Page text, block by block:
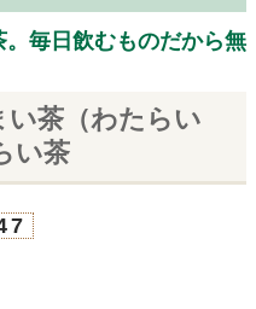
毎日飲むものだから無
い茶（わたらい
い茶